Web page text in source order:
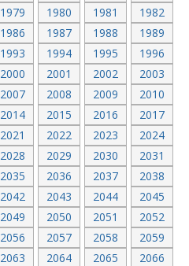
1979 1980 1981
1982
1986 1987 1988
1989
1993 1994 1995
1996
2000 2001 2002
2003
2007 2008 2009
2010
2014 2015 2016
2017
2021 2022 2023
2024
2028 2029 2030
2031
2035 2036 2037
2038
2042 2043 2044
2045
2049 2050 2051
2052
2056 2057 2058
2059
2063 2064 2065
2066